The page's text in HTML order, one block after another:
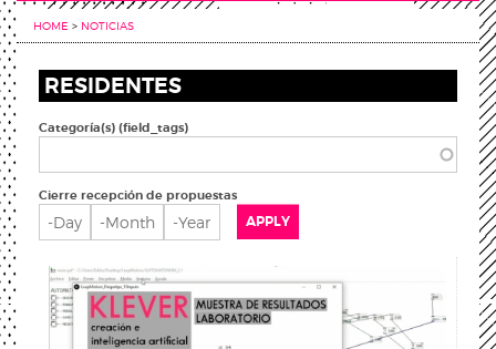
HOME > NOTICIAS
RESIDENTES
Categoría(s) (field_tags)
Cierre recepción de propuestas
Cierre recepción de propuestas
Day Month Year
APPLY